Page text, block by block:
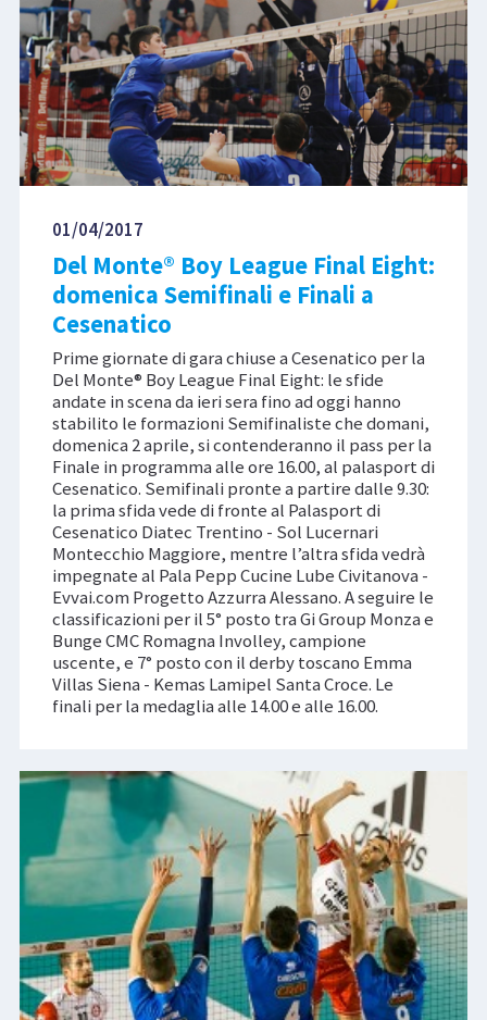
01/04/2017
Del Monte® Boy League Final Eight:
domenica Semifinali e Finali a
Cesenatico
Prime giornate di gara chiuse a Cesenatico per la
Del Monte® Boy League Final Eight: le sfide
andate in scena da ieri sera fino ad oggi hanno
stabilito le formazioni Semifinaliste che domani,
domenica 2 aprile, si contenderanno il pass per la
Finale in programma alle ore 16.00, al palasport di
Cesenatico. Semifinali pronte a partire dalle 9.30:
la prima sfida vede di fronte al Palasport di
Cesenatico Diatec Trentino - Sol Lucernari
Montecchio Maggiore, mentre l’altra sfida vedrà
impegnate al Pala Pepp Cucine Lube Civitanova -
Evvai.com Progetto Azzurra Alessano. A seguire le
classificazioni per il 5° posto tra Gi Group Monza e
Bunge CMC Romagna Involley, campione
uscente, e 7° posto con il derby toscano Emma
Villas Siena - Kemas Lamipel Santa Croce. Le
finali per la medaglia alle 14.00 e alle 16.00.